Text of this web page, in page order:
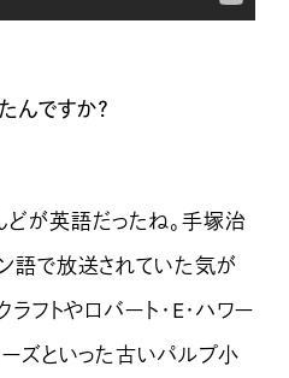
んですか？
どが英語だったね。手塚治
語で放送されていた気が
ラフトやロバート・E・ハワー
ーズといった古いパルプ小